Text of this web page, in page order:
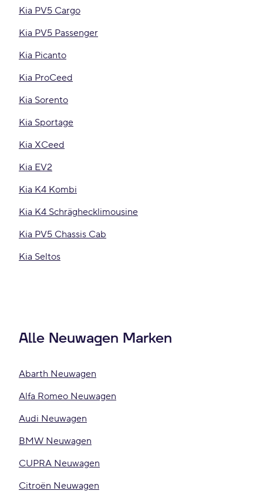
Kia PV5 Cargo
Kia PV5 Passenger
Kia Picanto
Kia ProCeed
Kia Sorento
Kia Sportage
Kia XCeed
Kia EV2
Kia K4 Kombi
Kia K4 Schräghecklimousine
Kia PV5 Chassis Cab
Kia Seltos
Alle Neuwagen Marken
Abarth Neuwagen
Alfa Romeo Neuwagen
Audi Neuwagen
BMW Neuwagen
CUPRA Neuwagen
Citroën Neuwagen